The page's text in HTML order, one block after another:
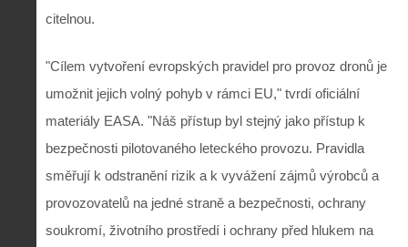
citelnou.
"Cílem vytvoření evropských pravidel pro provoz dronů je
umožnit jejich volný pohyb v rámci EU," tvrdí oficiální
materiály EASA. "Náš přístup byl stejný jako přístup k
bezpečnosti pilotovaného leteckého provozu. Pravidla
směřují k odstranění rizik a k vyvážení zájmů výrobců a
provozovatelů na jedné straně a bezpečnosti, ochrany
soukromí, životního prostředí i ochrany před hlukem na